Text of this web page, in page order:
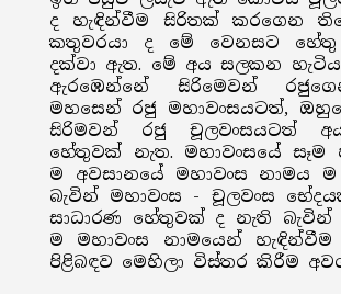
ද හැඳින්වීම සිරිතක් කරගෙන
කතුවරයා ද මේ වෙනසට
දක්වා ඇත. මේ අය සලකන
ඇරඹෙන්නේ සිරිමෙවන්
මහසෙන් රජු මහාවංසයටත්,
සිරිමවන් රජු චූලවංසයටත්
හේතුවක් නැත. මහාවංසයේ සෑම
ම අවසානයේ මහාවංස නාමය
බැවින් මහාවංස - චූලවංස
සාධාරණ හේතුවක් ද නැති බැවින්
ම මහාවංස නාමයෙන්
පිළිබඳව මෙහිලා විස්තර කිරීම